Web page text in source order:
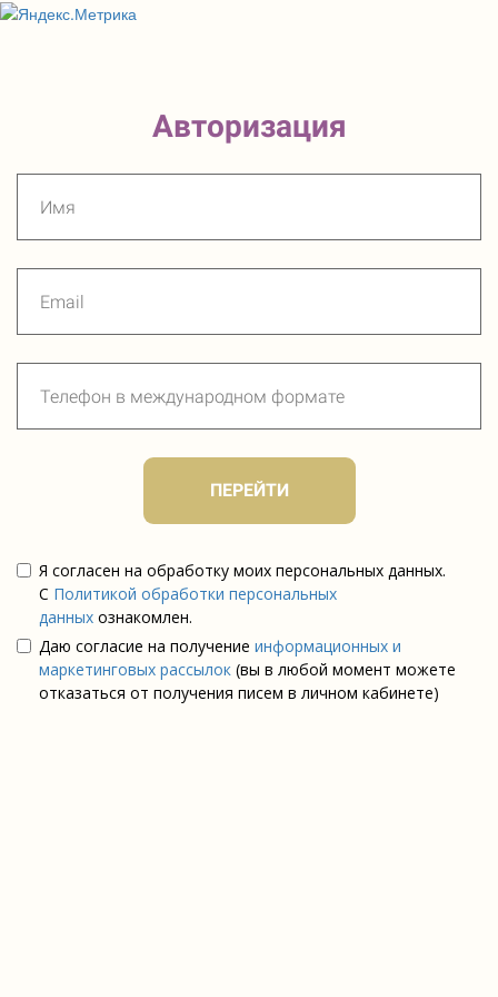
Авторизация
ПЕРЕЙТИ
Я согласен на обработку моих персональных данных.
С Политикой обработки персональных
данных ознакомлен.
Даю согласие на получение информационных и
маркетинговых рассылок (вы в любой момент можете
отказаться от получения писем в личном кабинете)